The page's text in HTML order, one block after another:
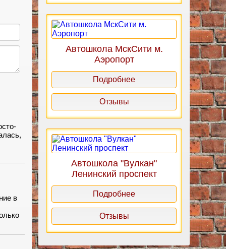
в
Автошкола МскСити м.
Аэропорт
Подробнее
Отзывы
Автошкола "Вулкан"
Ленинский проспект
Подробнее
Отзывы